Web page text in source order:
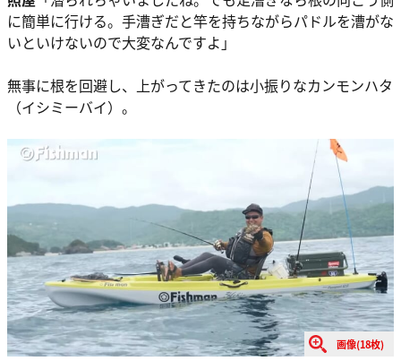
に簡単に行ける。手漕ぎだと竿を持ちながらパドルを漕がな
いといけないので大変なんですよ」
無事に根を回避し、上がってきたのは小振りなカンモンハタ
（イシミーバイ）。
画像(18枚)